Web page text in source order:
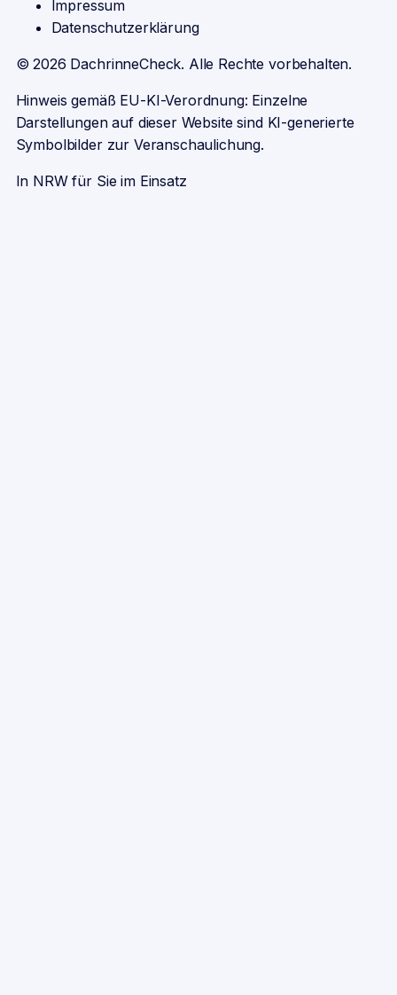
Impressum
Datenschutzerklärung
©2026 DachrinneCheck. Alle Rechte vorbehalten.
Hinweis gemäß EU-KI-Verordnung: Einzelne
Darstellungen auf dieser Website sind KI-generierte
Symbolbilder zur Veranschaulichung.
In NRW für Sie im Einsatz